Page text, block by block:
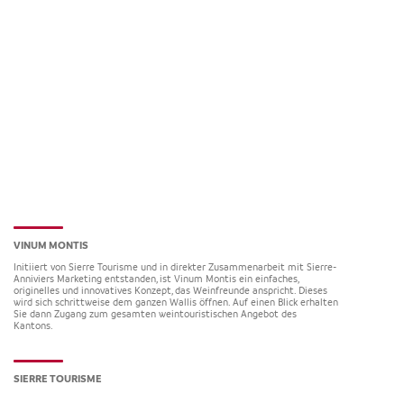
VINUM MONTIS
Initiiert von Sierre Tourisme und in direkter Zusammenarbeit mit Sierre-
Anniviers Marketing entstanden, ist Vinum Montis ein einfaches,
originelles und innovatives Konzept, das Weinfreunde anspricht. Dieses
wird sich schrittweise dem ganzen Wallis öffnen. Auf einen Blick erhalten
Sie dann Zugang zum gesamten weintouristischen Angebot des
Kantons.
SIERRE TOURISME